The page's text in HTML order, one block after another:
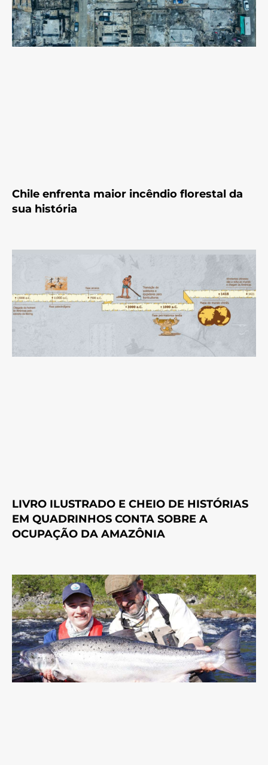
Chile enfrenta maior incêndio florestal da
sua história
LIVRO ILUSTRADO E CHEIO DE HISTÓRIAS
EM QUADRINHOS CONTA SOBRE A
OCUPAÇÃO DA AMAZÔNIA